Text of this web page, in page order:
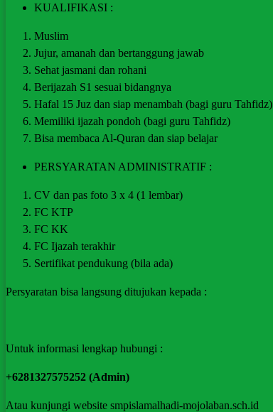
KUALIFIKASI :
Muslim
Jujur, amanah dan bertanggung jawab
Sehat jasmani dan rohani
Berijazah S1 sesuai bidangnya
Hafal 15 Juz dan siap menambah (bagi guru Tahfidz)
Memiliki ijazah pondoh (bagi guru Tahfidz)
Bisa membaca Al-Quran dan siap belajar
PERSYARATAN ADMINISTRATIF :
CV dan pas foto 3 x 4 (1 lembar)
FC KTP
FC KK
FC Ijazah terakhir
Sertifikat pendukung (bila ada)
Persyaratan bisa langsung ditujukan kepada :
Untuk informasi lengkap hubungi :
+6281327575252 (Admin)
Atau kunjungi website smpislamalhadi-mojolaban.sch.id